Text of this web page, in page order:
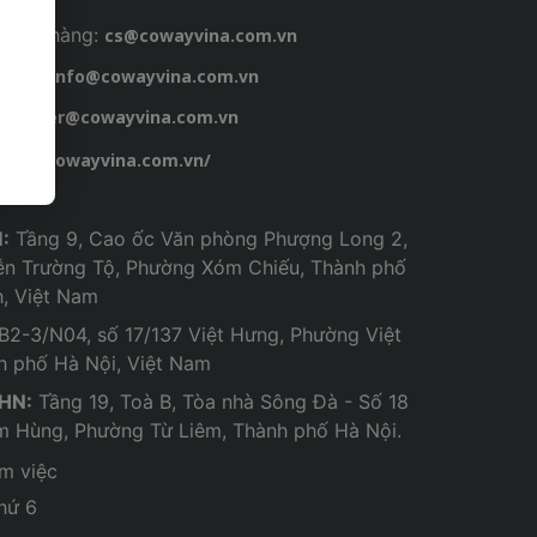
hàng: cs@cowayvina.com.vn
info@cowayvina.com.vn
career@cowayvina.com.vn
cowayvina.com.vn/
Tầng 9, Cao ốc Văn phòng Phượng Long 2,
Trường Tộ, Phường Xóm Chiếu, Thành phố
Việt Nam
B2-3/N04, số 17/137 Việt Hưng, Phường Việt
phố Hà Nội, Việt Nam
Tầng 19, Toà B, Tòa nhà Sông Đà - Số 18
Hùng, Phường Từ Liêm, Thành phố Hà Nội.
việc
6